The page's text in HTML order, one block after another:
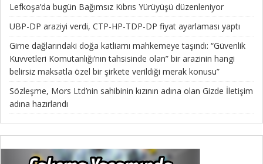
Lefkoşa’da bugün Bağımsız Kıbrıs Yürüyüşü düzenleniyor
UBP-DP araziyi verdi, CTP-HP-TDP-DP fiyat ayarlaması yaptı
Girne dağlarındaki doğa katliamı mahkemeye taşındı: “Güvenlik
Kuvvetleri Komutanlığı’nın tahsisinde olan” bir arazinin hangi
belirsiz maksatla özel bir şirkete verildiği merak konusu”
Sözleşme, Mors Ltd’nin sahibinin kızının adına olan Gizde İletişim
adına hazırlandı